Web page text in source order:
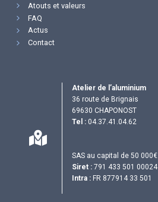
Atouts et valeurs
FAQ
Actus
Contact
Atelier de l’aluminium
36 route de Brignais
69630 CHAPONOST
Tel : 04.37.41.04.62
SAS au capital de 50 000€
Siret : 791 433 501 00024
Intra : FR 877914 33 501